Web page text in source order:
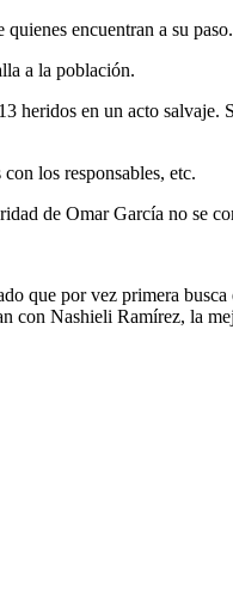
encuentran a su paso.
a la población.
heridos en un acto
los responsables, etc.
de Omar García no se
que por vez primera
con Nashieli Ramírez, la